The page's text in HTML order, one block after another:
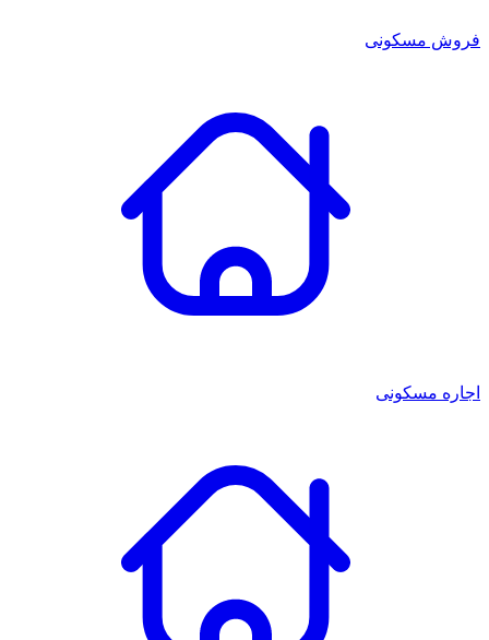
فروش مسکونی
اجاره مسکونی